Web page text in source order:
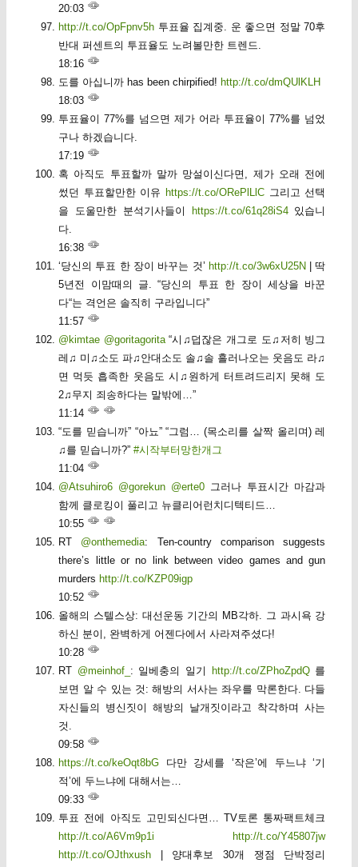
20:03
http://t.co/OpFpnv5h 투표율 집계중. 운 좋으면 정말 70후
반대 퍼센트의 투표율도 노려볼만한 트렌드.
18:16
도를 아십니까 has been chirpified! http://t.co/dmQUlKLH
18:03
투표율이 77%를 넘으면 제가 어라 투표율이 77%를 넘었
구나 하겠습니다.
17:19
혹 아직도 투표할까 말까 망설이신다면, 제가 오래 전에
썼던 투표할만한 이유 https://t.co/ORePlLlC 그리고 선택
을 도울만한 분석기사들이
https://t.co/61q28iS4있습니
다.
16:38
‘당신의 투표 한 장이 바꾸는 것’ http://t.co/3w6xU25N | 딱
5년전 이맘때의 글. “당신의 투표 한 장이 세상을 바꾼
다“는 격언은 솔직히 구라입니다”
11:57
@kimtae @goritagorita“시♫덥잖은 개그로 도♫저히 빙그
레♫ 미♫소도 파♫안대소도 솔♫솔 흘러나오는 웃음도 라♫
면 먹듯 흡족한 웃음도 시♫원하게 터트려드리지 못해 도
2♫무지 죄송하다는 말밖에…”
11:14
“도를 믿습니까” “아뇨” “그럼… (목소리를 살짝 올리며) 레
♫를 믿습니까?”#시작부터망한개그
11:04
@Atsuhiro6 @gorekun @erte0 그러나 투표시간 마감과
함께 클로킹이 풀리고 뉴클리어런치디텍티드…
10:55
RT @onthemedia: Ten-country comparison suggests
there’s little or no link between video games and gun
murders http://t.co/KZP09igp
10:52
올해의 스텔스상: 대선운동 기간의 MB각하. 그 과시욕 강
하신 분이, 완벽하게 어젠다에서 사라져주셨다!
10:28
RT @meinhof_ : 일베충의 일기 http://t.co/ZPhoZpdQ를
보면 알 수 있는 것: 해방의 서사는 좌우를 막론한다. 다들
자신들의 병신짓이 해방의 날개짓이라고 착각하며 사는
것.
09:58
https://t.co/keOqt8bG 다만 강세를 ‘작은’에 두느냐 ‘기
적’에 두느냐에 대해서는…
09:33
투표 전에 아직도 고민되신다면… TV토론 통짜팩트체크
http://t.co/A6Vm9p1i
http://t.co/Y45807jw
http://t.co/OJthxush | 양대후보 30개 쟁점 단박정리